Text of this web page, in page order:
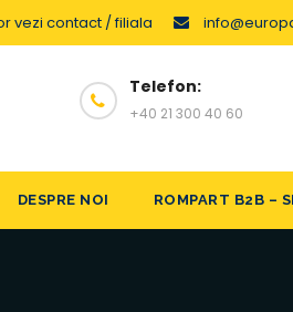
vezi contact / filiala
Telefon:
+40 21 300 40 60
DESPRE NOI ROMPART B2B –